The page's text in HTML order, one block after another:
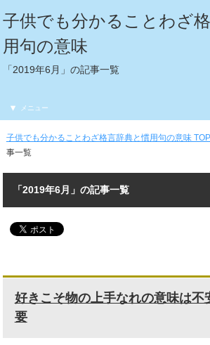
子供でも分かることわざ
用句の意味
「2019年6月」の記事一覧
メニュー
子供でも分かることわざ格言辞典と慣用句の意味 TOP
事一覧
「2019年6月」の記事一覧
好きこそ物の上手なれの意味は不
要